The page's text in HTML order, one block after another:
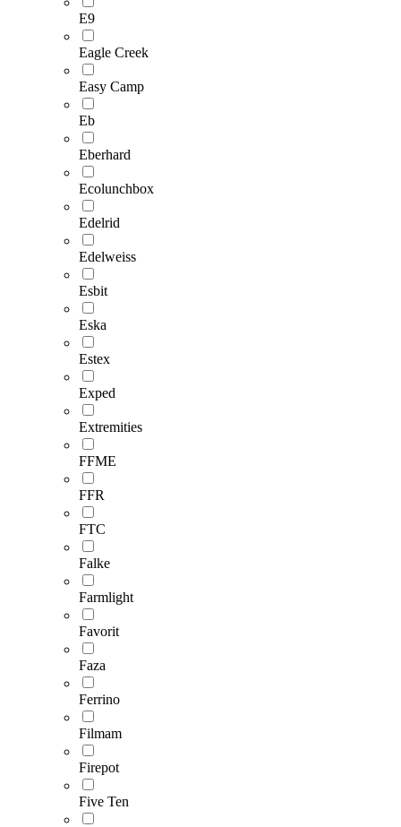
E9
Eagle Creek
Easy Camp
Eb
Eberhard
Ecolunchbox
Edelrid
Edelweiss
Esbit
Eska
Estex
Exped
Extremities
FFME
FFR
FTC
Falke
Farmlight
Favorit
Faza
Ferrino
Filmam
Firepot
Five Ten